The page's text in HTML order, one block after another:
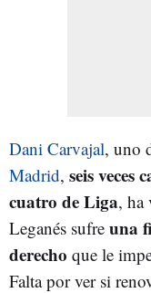
Dani Carvajal, uno
Madrid, seis veces
cuatro de Liga, ha
Leganés sufre una
derecho que le
Falta por ver si